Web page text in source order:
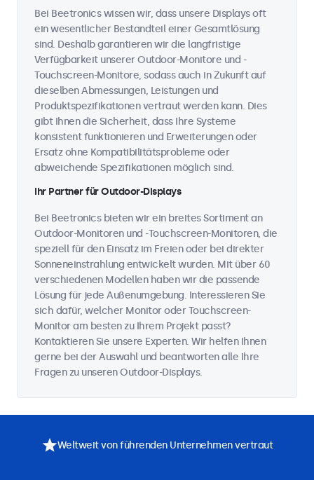
Bei Beetronics wissen wir, dass unsere Displays oft
ein wesentlicher Bestandteil einer Gesamtlösung
sind. Deshalb garantieren wir die langfristige
Verfügbarkeit unserer Outdoor-Monitore und -
Touchscreen-Monitore, sodass auch in Zukunft auf
dieselben Abmessungen, Leistungen und
Produktspezifikationen vertraut werden kann. Dies
gibt Ihnen die Sicherheit, dass Ihre Systeme
konsistent funktionieren und Erweiterungen oder
Ersatz ohne Kompatibilitätsprobleme oder
abweichende Spezifikationen möglich sind.
Ihr Partner für Outdoor-Displays
Bei Beetronics bieten wir ein breites Sortiment an
Outdoor-Monitoren und -Touchscreen-Monitoren, die
speziell für den Einsatz im Freien oder bei direkter
Sonneneinstrahlung entwickelt wurden. Mit über 60
verschiedenen Modellen haben wir die passende
Lösung für jede Außenumgebung. Interessieren Sie
sich dafür, welcher Monitor oder Touchscreen-
Monitor am besten zu Ihrem Projekt passt?
Kontaktieren Sie unsere Experten. Wir helfen Ihnen
gerne bei der Auswahl und beantworten alle Ihre
Fragen zu unseren Outdoor-Displays.
Weltweit von führenden Unternehmen vertraut